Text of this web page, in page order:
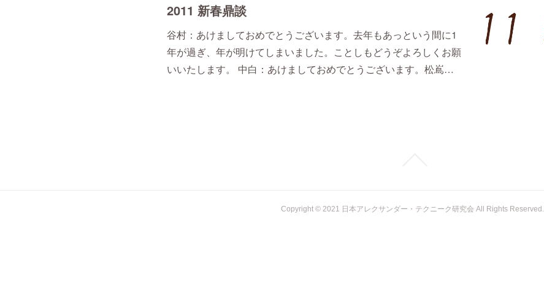
2011 新春鼎談
谷村：あけましておめでとうございます。去年もあっという間に1
年が過ぎ、年が明けてしまいました。ことしもどうぞよろしくお願
いいたします。 中白：あけましておめでとうございます。松嶌…
Copyright © 2021 日本アレクサンダー・テクニーク研究会 All Rights Reserved.